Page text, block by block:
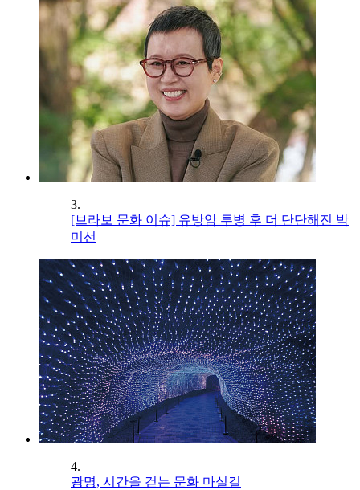
3.
[브라보 문화 이슈] 유방암 투병 후 더 단단해진 박
미선
4.
광명, 시간을 걷는 문화 마실길